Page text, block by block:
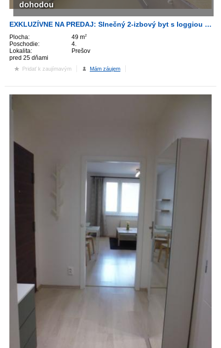
EXKLUZÍVNE NA PREDAJ: Slnečný 2-izbový byt s loggiou – ulica Českoslov
Plocha: 49 m2
Poschodie:
4.
Lokalita:
Prešov
pred 25 dňami
dohodou
Pridať k zaujímavým Mám záujem